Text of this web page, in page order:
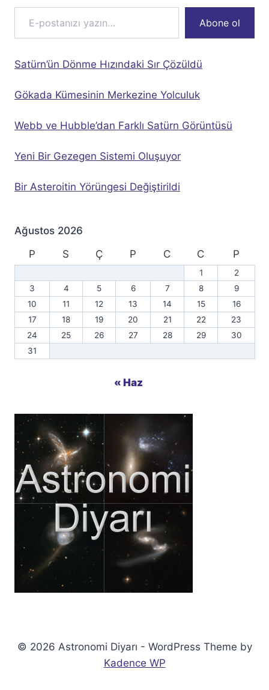
E-postanızı yazın…
Abone ol
Satürn’ün Dönme Hızındaki Sır Çözüldü
Gökada Kümesinin Merkezine Yolculuk
Webb ve Hubble’dan Farklı Satürn Görüntüsü
Yeni Bir Gezegen Sistemi Oluşuyor
Bir Asteroitin Yörüngesi Değiştirildi
Ağustos 2026
P
S Ç P C C P
1
2
3
4 5 6 7 8
9
10
11 12 13 14 15
16
17
18 19 20 21 22
23
24
25 26 27 28 29
30
31
« Haz
© 2026 Astronomi Diyarı - WordPress Theme by
Kadence WP